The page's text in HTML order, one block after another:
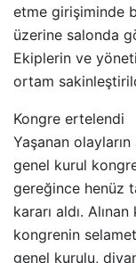
etme girişiminde
üzerine salonda
Ekiplerin ve
ortam
Kongre ertelendi
Yaşanan
genel kurul
gereğince henüz
kararı aldı.
kongrenin
genel kurulu,